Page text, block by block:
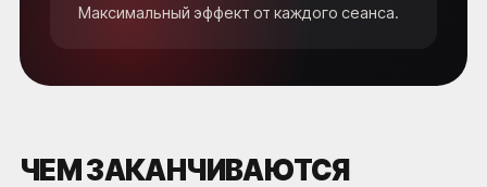
Максимальный эффект от каждого сеанса.
ЧЕМ ЗАКАНЧИВАЮТСЯ